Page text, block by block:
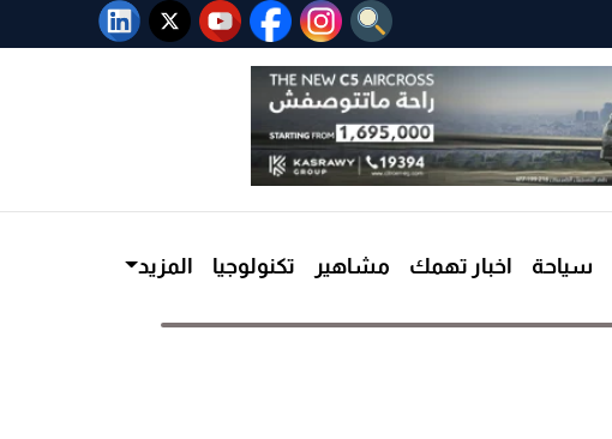
سياحة اخبار تهمك مشاهير تكنولوجيا المزيد